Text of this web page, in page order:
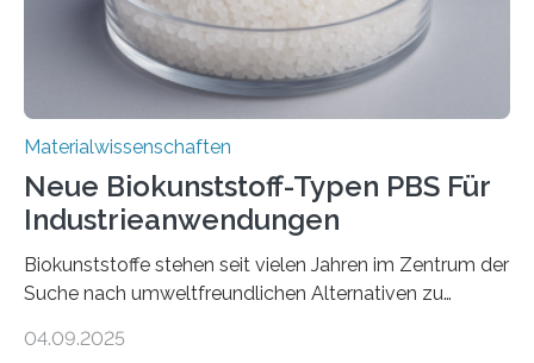
Materialwissenschaften
Neue Biokunststoff-Typen PBS Für
Industrieanwendungen
Biokunststoffe stehen seit vielen Jahren im Zentrum der
Suche nach umweltfreundlichen Alternativen zu
an fossilen Rohstoffen reduzieren, schonen Ressourcen
04.09.2025